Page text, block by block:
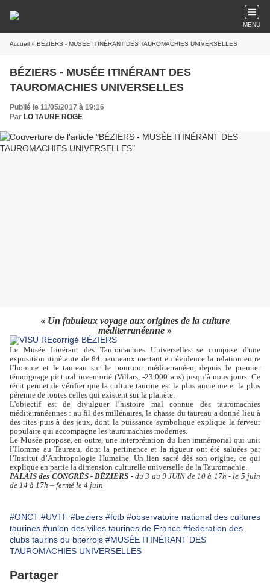
MENU
Accueil » BÉZIERS - MUSÉE ITINÉRANT DES TAUROMACHIES UNIVERSELLES
BÉZIERS - MUSÉE ITINÉRANT DES
TAUROMACHIES UNIVERSELLES
Publié le 11/05/2017 à 19:16
Par LO TAURE ROGE
« Un fabuleux voyage aux origines de la culture
méditerranéenne »
Le Musée Itinérant des Tauromachies Universelles se compose d'une
exposition itinérante de 84 panneaux mettant en évidence la relation entre
l’homme et le taureau sur le pourtour méditerranéen, depuis le premier
témoignage pictural inventorié (Villars, -23.000 ans) jusqu’à nous jours. Ce
récit permet de vérifier que la culture taurine est la plus ancienne et la plus
pérenne de toutes celles qui existent sur la planète.
L'objectif est de divulguer l’histoire mal connue des tauromachies
méditerranéennes : au fil des millénaires, la chasse du taureau a donné lieu à
des rites puis à des jeux, dont la puissance symbolique explique la ferveur
popu­laire qui accompagne les tauromachies modernes.
Le Musée propose, en outre, une interprétation du lien immémorial qui unit
l’Homme au Taureau, dont la perti­nence et la rigueur ont été saluées par
l’Institut d’Anthropologie Humaine. Un lien sacré dès son origine, ce qui
explique en partie la dimension culturelle universelle de la Tauromachie.
PALAIS des CONGRÈS -BÉZIERS -du 3 au 9 JUIN de 10 à 17h - le 5 juin
de 14 à 17h – fermé le 4 juin
#ONCT #UVTF #beziers #fctb #observatoire national des cultures
taurines #union des villes taurines de France #federation des
clubs taurins du biterrois #MUSÉE ITINÉRANT DES
TAUROMACHIES UNIVERSELLES
Partager